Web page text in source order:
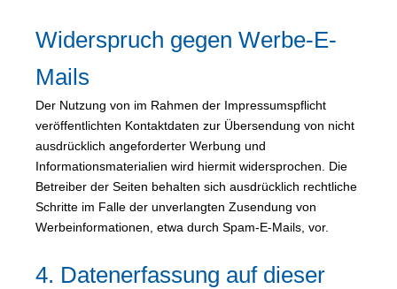
Widerspruch gegen Werbe-E-
Mails
Der Nutzung von im Rahmen der Impressumspflicht
veröffentlichten Kontaktdaten zur Übersendung von nicht
ausdrücklich angeforderter Werbung und
Informationsmaterialien wird hiermit widersprochen. Die
Betreiber der Seiten behalten sich ausdrücklich rechtliche
Schritte im Falle der unverlangten Zusendung von
Werbeinformationen, etwa durch Spam-E-Mails, vor.
4. Datenerfassung auf dieser